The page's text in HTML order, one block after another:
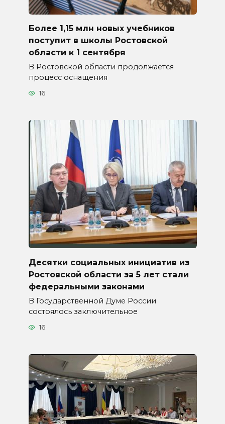
Более 1,15 млн новых учебников
поступит в школы Ростовской
области к 1 сентября
В Ростовской области продолжается
процесс оснащения
16
Десятки социальных инициатив из
Ростовской области за 5 лет стали
федеральными законами
В Государственной Думе России
состоялось заключительное
16